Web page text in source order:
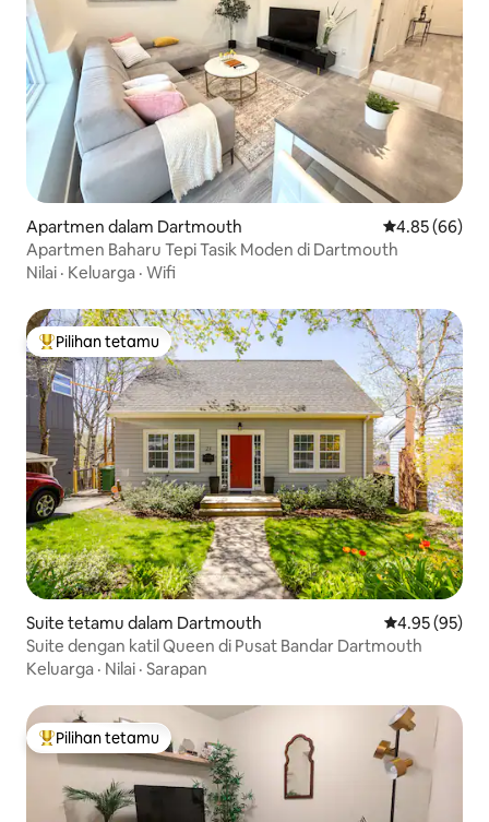
Apartmen dalam Dartmouth Penarafan
4.85 (66)
Apartmen Baharu Tepi Tasik Moden di Dartmouth
Nilai · Keluarga · Wifi
Pilihan utama tetamu
Pilihan tetamu
Suite tetamu dalam Dartmouth Penarafan
4.95 (95)
Suite dengan katil Queen di Pusat Bandar Dartmouth
Keluarga · Nilai · Sarapan
Pilihan utama tetamu
Pilihan tetamu